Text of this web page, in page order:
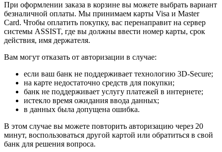
При оформлении заказа в корзине вы можете выбрать вариант
безналичной оплаты. Мы принимаем карты Visa и Master
Card. Чтобы оплатить покупку, вас перенаправит на сервер
системы ASSIST, где вы должны ввести номер карты, срок
действия, имя держателя.
Вам могут отказать от авторизации в случае:
если ваш банк не поддерживает технологию 3D-Secure;
на карте недостаточно средств для покупки;
банк не поддерживает услугу платежей в интернете;
истекло время ожидания ввода данных;
в данных была допущена ошибка.
В этом случае вы можете повторить авторизацию через 20
минут, воспользоваться другой картой или обратиться в свой
банк для решения вопроса.